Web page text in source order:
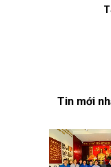
Tin mới